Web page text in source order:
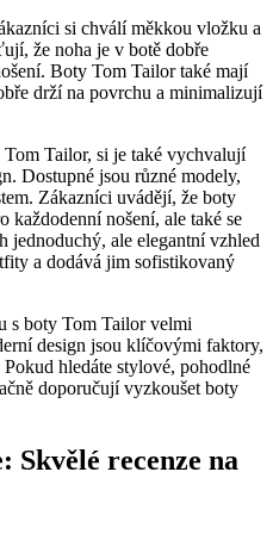
si chválí měkkou vložku a
že ​noha ​je ⁤v botě⁣ dobře
⁤Boty⁢ Tom Tailor také mají
drží ​na ​povrchu​ a minimalizují
Tailor, si je také vychvalují
Dostupné jsou různé modely,
Zákazníci uvádějí, že boty
⁣nošení, ale také se
jednoduchý,​ ale elegantní vzhled
a dodává jim sofistikovaný
s boty Tom Tailor⁢ velmi
design jsou klíčovými​ faktory,
hledáte stylové, pohodlné
doporučují ‍vyzkoušet boty
Skvělé recenze na